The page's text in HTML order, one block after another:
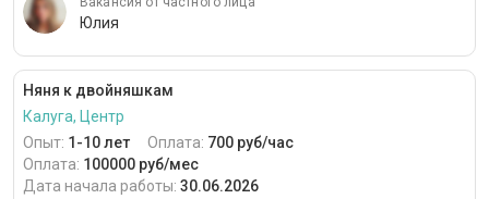
Юлия
Няня к двойняшкам
Калуга, Центр
Опыт: 1-10 лет Оплата: 700 руб/час
Оплата: 100000 руб/мес
Дата начала работы: 30.06.2026